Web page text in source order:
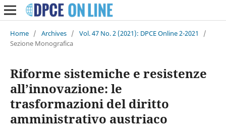
Home / Archives / Vol. 47 No. 2 (2021): DPCE Online 2-2021
/
Sezione Monografica
Riforme sistemiche e resistenze
all’innovazione: le
trasformazioni del diritto
amministrativo austriaco